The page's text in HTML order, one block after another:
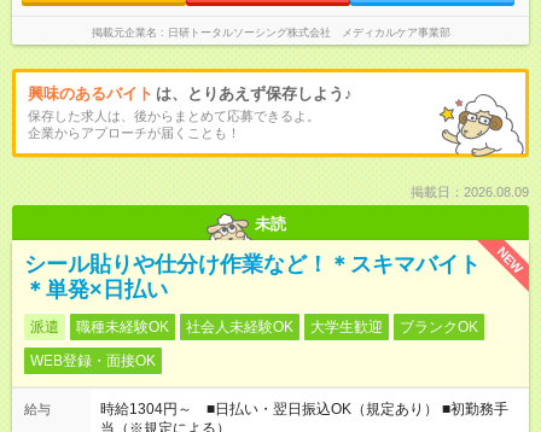
掲載元企業名 日研トータルソーシング株式会社 メディカルケア事業部
興味のあるバイト は、とりあえず保存しよう♪
保存した求人は、後からまとめて応募できるよ。
企業からアプローチが届くことも！
掲載日：2026.08.09
未読
NEW
シール貼りや仕分け作業など！＊スキマバイト
＊単発×日払い
派遣 職種未経験OK 社会人未経験OK 大学生歓迎
ブランクOK
WEB登録・面接OK
給与
時給1304円～ ■日払い・翌日振込OK（規定あり） ■初勤務手
当（※規定による）